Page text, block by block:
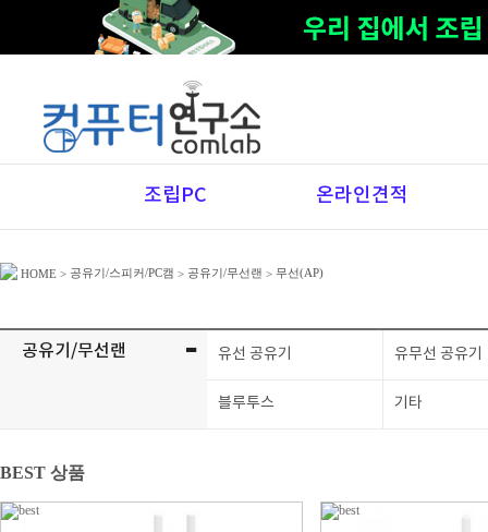
조립PC 온라인견적
HOME > 공유기/스피커/PC캠 > 공유기/무선랜 > 무선(AP)
공유기/무선랜 - 유선 공유기 유무선 공유기
블루투스 기타
BEST 상품